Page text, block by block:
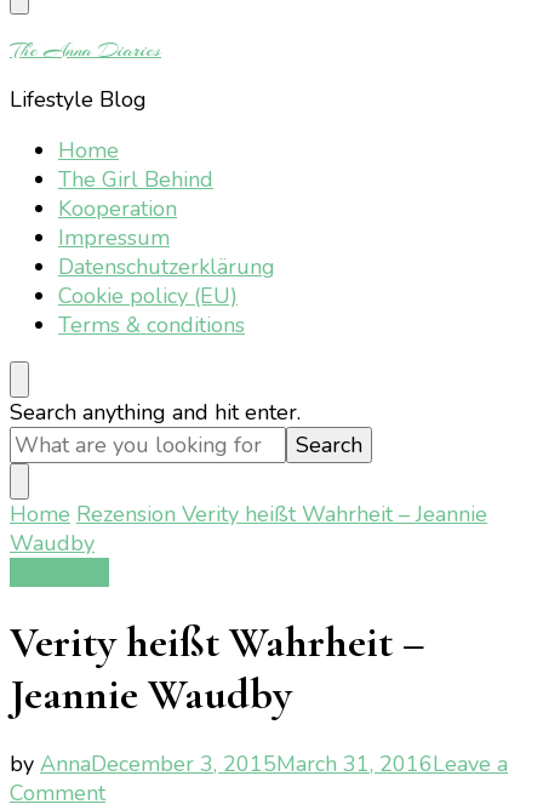
The Anna Diaries
Lifestyle Blog
Home
The Girl Behind
Kooperation
Impressum
Datenschutzerklärung
Cookie policy (EU)
Terms & conditions
Looking
for
Something?
Search anything and hit enter.
Home Rezension Verity heißt Wahrheit – Jeannie
Waudby
Verity heißt Wahrheit –
Jeannie Waudby
by AnnaDecember 3, 2015March 31, 2016Leave a
Commenton